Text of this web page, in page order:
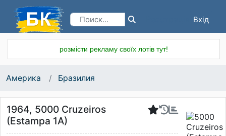
Вхід
розмісти рекламу своїх лотів тут!
Америка Бразилия
1964, 5000 Cruzeiros
(Estampa 1A)